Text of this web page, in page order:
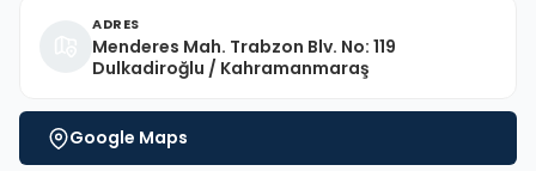
ADRES
Menderes Mah. Trabzon Blv. No: 119
Dulkadiroğlu / Kahramanmaraş
Google Maps